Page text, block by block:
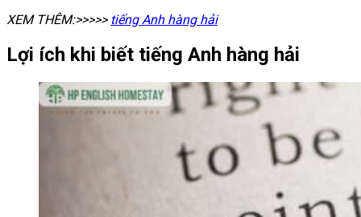
XEM THÊM:>>>>> tiếng Anh hàng hải
Lợi ích khi biết tiếng Anh hàng hải